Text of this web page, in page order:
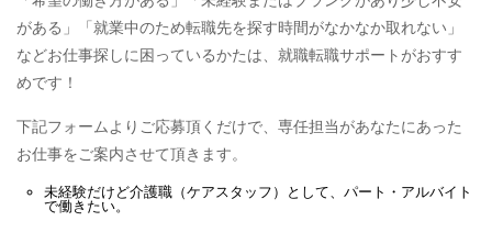
がある」「就業中のため転職先を探す時間がなかなか取れない」
などお仕事探しに困っているかたは、就職転職サポートがおすす
めです！
下記フォームよりご応募頂くだけで、専任担当があなたにあった
お仕事をご案内させて頂きます。
未経験だけど介護職（ケアスタッフ） として、 パート・アルバイト
で働きたい。